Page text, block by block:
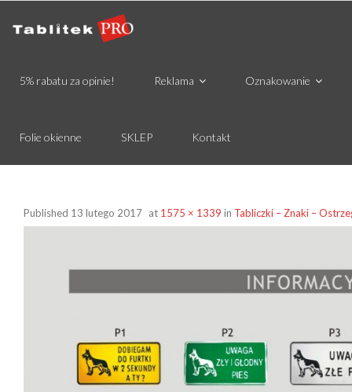
5% rabatu za opinie! Reklama Oznakowanie
Folie okienne SKLEP Kontakt
Published 13 lutego 2017 at 1575 × 1339 in Tabliczki – Znaki –